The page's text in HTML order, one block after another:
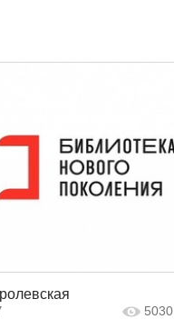
5030